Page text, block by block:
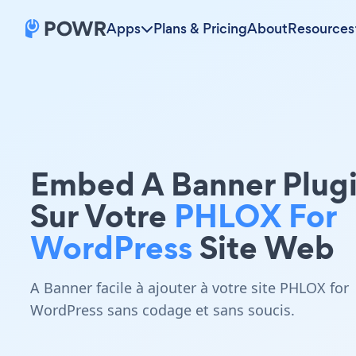
Apps Plans & PricingAboutResources
Embed A Banner
Sur Votre PHLOX For
WordPressSite Web
A Banner facile à ajouter à votre site PHLOX for
WordPress sans codage et sans soucis.